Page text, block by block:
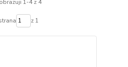
1-4 z 4
z 1